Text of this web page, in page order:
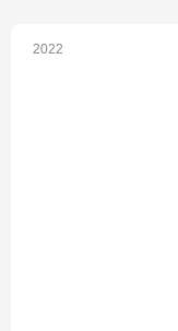
2022